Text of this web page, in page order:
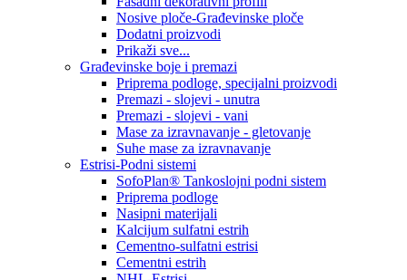
Nosive ploče-Građevinske ploče
Dodatni proizvodi
Prikaži sve...
Građevinske boje i premazi
Priprema podloge, specijalni proizvodi
Premazi - slojevi - unutra
Premazi - slojevi - vani
Mase za izravnavanje - gletovanje
Suhe mase za izravnavanje
Estrisi-Podni sistemi
SofoPlan® Tankoslojni podni sistem
Priprema podloge
Nasipni materijali
Kalcijum sulfatni estrih
Cementno-sulfatni estrisi
Cementni estrih